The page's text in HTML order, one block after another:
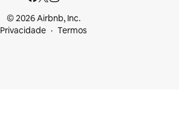
© 2026 Airbnb, Inc.
Privacidade
Termos